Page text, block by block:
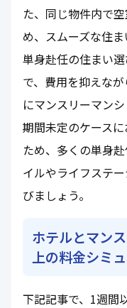
た、同じ物件内で
め、スムーズな住ま
単身赴任の住まい
で、費用を抑えな
にマンスリーマン
期間未定のケース
ため、多くの単身
イルやライフステ
びましょう。
ホテルとマン
上の料金シミ
下記記事で、1週間